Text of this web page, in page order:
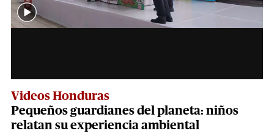
Videos Honduras
Pequeños guardianes del planeta: niños
relatan su experiencia ambiental